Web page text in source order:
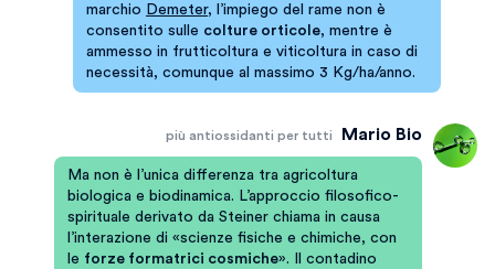
marchio Demeter, l’impiego del rame non è
consentito sulle colture orticole, mentre è
ammesso in frutticoltura e viticoltura in caso di
necessità, comunque al massimo 3 Kg/ha/anno.
Mario Bio
più antiossidanti per tutti
Ma non è l’unica differenza tra agricoltura
biologica e biodinamica. L’approccio filosofico-
spirituale derivato da Steiner chiama in causa
l’interazione di «scienze fisiche e chimiche, con
le forze formatrici cosmiche». Il contadino